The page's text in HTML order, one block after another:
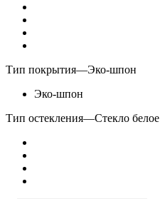
Тип покрытия—Эко-шпон
Эко-шпон
Тип остекления—Стекло белое